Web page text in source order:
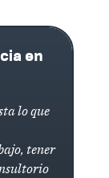
en
lo que
tener